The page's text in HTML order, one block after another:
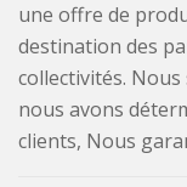
une offre de
destination des
collectivités.
nous avons
clients, Nous